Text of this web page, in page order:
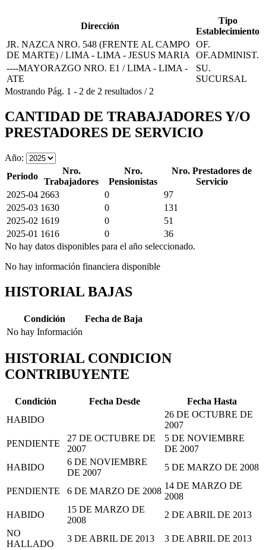
Dirección
Tipo
Establecimiento
JR. NAZCA NRO. 548 (FRENTE AL CAMPO
DE MARTE) / LIMA - LIMA - JESUS MARIA
OF.
OF.ADMINIST.
----MAYORAZGO NRO. E1 / LIMA - LIMA -
ATE
SU.
SUCURSAL
Mostrando Pág. 1 - 2 de 2 resultados / 2
CANTIDAD DE TRABAJADORES Y/O
PRESTADORES DE SERVICIO
Año:
Periodo
Nro.
Trabajadores
Nro.
Pensionistas
Nro. Prestadores de
Servicio
2025-04 2663 0
97
2025-03 1630 0
131
2025-02 1619 0
51
2025-01 1616 0
36
No hay datos disponibles para el año seleccionado.
No hay información financiera disponible
HISTORIAL BAJAS
Condición
Fecha de Baja
No hay Información
HISTORIAL CONDICION
CONTRIBUYENTE
Condición Fecha Desde
Fecha Hasta
HABIDO
26 DE OCTUBRE DE
2007
PENDIENTE
27 DE OCTUBRE DE
2007
5 DE NOVIEMBRE
DE 2007
HABIDO
6 DE NOVIEMBRE
DE 2007
5 DE MARZO DE 2008
PENDIENTE 6 DE MARZO DE 2008
14 DE MARZO DE
2008
HABIDO
15 DE MARZO DE
2008
2 DE ABRIL DE 2013
NO
HALLADO
3 DE ABRIL DE 2013
3 DE ABRIL DE 2013